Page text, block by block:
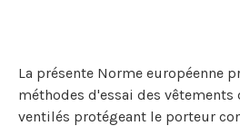
La présente Norme européenne
méthodes d'essai des
ventilés protégeant le porteur